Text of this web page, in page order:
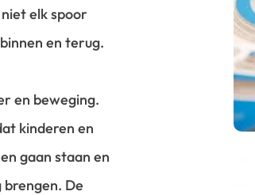
elk spoor
en terug.
en beweging.
kinderen en
gaan staan ​​en
brengen. De